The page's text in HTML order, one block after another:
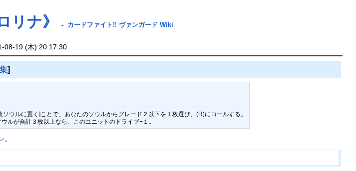
リナ》 - カードファイト!! ヴァンガード Wiki
19 (木) 20:17:30
]
ウルに置く]ことで、あなたのソウルからグレード２以下を１枚選び、(R)にコールする。
ルが合計３枚以上なら、このユニットのドライブ+１。
。